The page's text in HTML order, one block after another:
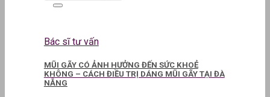
Bác sĩ tư vấn
MŨI GÃY CÓ ẢNH HƯỞNG ĐẾN SỨC KHOẺ
KHÔNG – CÁCH ĐIỀU TRỊ DÁNG MŨI GÃY TẠI ĐÀ
NẴNG